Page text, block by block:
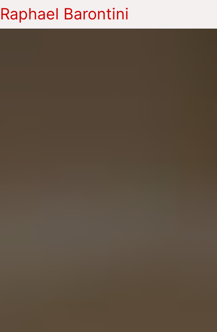
Raphael Barontini